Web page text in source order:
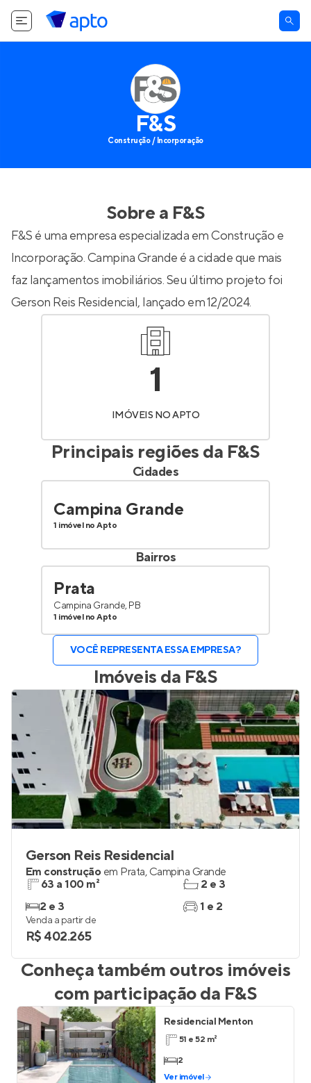
F&S
Construção / Incorporação
Sobre a F&S
F&S é uma empresa especializada em Construção e
Incorporação. Campina Grande é a cidade que mais
faz lançamentos imobiliários. Seu último projeto foi
Gerson Reis Residencial, lançado em 12/2024.
1
IMÓVEIS NO APTO
Principais regiões da F&S
Cidades
Campina Grande
1 imóvel no Apto
Bairros
Prata
Campina Grande, PB
1 imóvel no Apto
VOCÊ REPRESENTA ESSA EMPRESA?
Imóveis da F&S
Gerson Reis Residencial
Em construção em Prata, Campina Grande
63 a 100 m²
2 e 3
2 e 3
1 e 2
Venda a partir de
R$ 402.265
Conheça também outros imóveis
com participação da F&S
Residencial Menton
51 e 52 m²
2
Ver imóvel